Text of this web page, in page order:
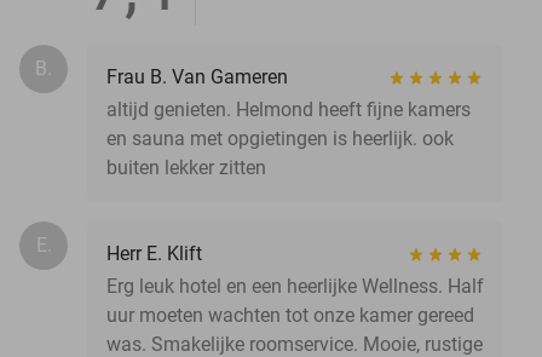
B.
Frau B. Van Gameren
altijd genieten. Helmond heeft fijne kamers
en sauna met opgietingen is heerlijk. ook
buiten lekker zitten
E.
Herr E. Klift
Erg leuk hotel en een heerlijke Wellness. Half
uur moeten wachten tot onze kamer gereed
was. Smakelijke roomservice. Mooie, rustige